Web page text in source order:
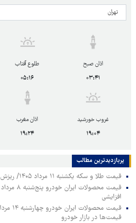
اذان صبح
۰۳:۴۱
طلوع آفتاب
۰۵:۱۶
غروب خورشید
۱۹:۰۴
اذان مغرب
۱۹:۲۴
پربازدیدترین‌ مطالب
قیمت طلا و سکه یکشنبه ۱۱ مرداد ۱۴۰۵/ ریزش سنگین سکه امامی
افزایشی
قیمت‌ها در بازار خودرو